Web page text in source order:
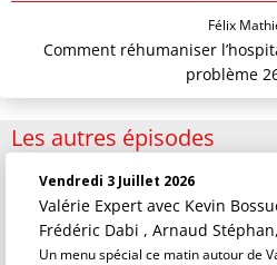
Félix
Comment réhumaniser
problème
Les autres épisodes
Vendredi 3 Juillet 2026
Valérie Expert avec Kevin
Frédéric Dabi , Arnaud
Un menu spécial ce matin autour de